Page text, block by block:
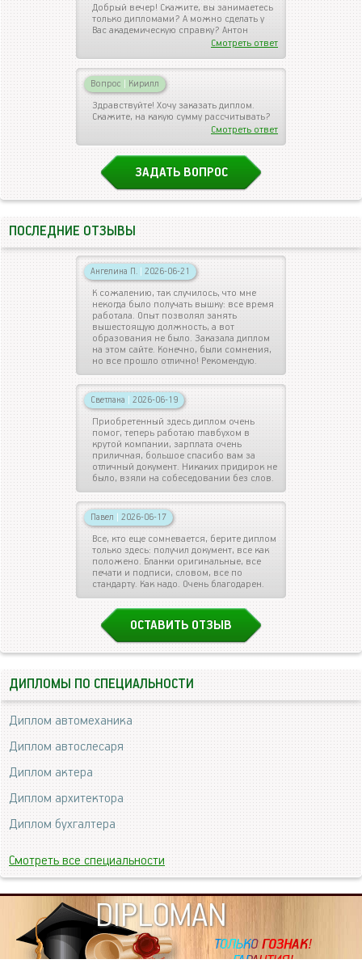
Добрый вечер! Скажите, вы занимаетесь
только дипломами? А можно сделать у
Вас академическую справку? Антон
Смотреть ответ
Вопрос | Кирилл
Здравствуйте! Хочу заказать диплом.
Скажите, на какую сумму рассчитывать?
Смотреть ответ
ЗАДАТЬ ВОПРОС
ПОСЛЕДНИЕ ОТЗЫВЫ
Ангелина П. | 2026-06-21
К сожалению, так случилось, что мне
некогда было получать вышку: все время
работала. Опыт позволял занять
вышестоящую должность, а вот
образования не было. Заказала диплом
на этом сайте. Конечно, были сомнения,
но все прошло отлично! Рекомендую.
Светлана | 2026-06-19
Приобретенный здесь диплом очень
помог, теперь работаю главбухом в
крутой компании, зарплата очень
приличная, большое спасибо вам за
отличный документ. Никаких придирок не
было, взяли на собеседовании без слов.
Павел | 2026-06-17
Все, кто еще сомневается, берите диплом
только здесь: получил документ, все как
положено. Бланки оригинальные, все
печати и подписи, словом, все по
стандарту. Как надо. Очень благодарен.
ОСТАВИТЬ ОТЗЫВ
ДИПЛОМЫ ПО СПЕЦИАЛЬНОСТИ
Диплом автомеханика
Диплом автослесаря
Диплом актера
Диплом архитектора
Диплом бухгалтера
Смотреть все специальности
DIPLOMAN